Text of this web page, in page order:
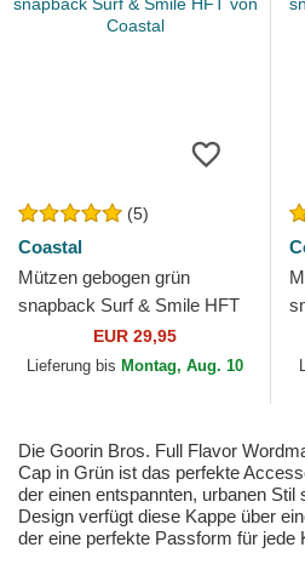
(5)
Coastal
Mützen gebogen grün
snapback Surf & Smile HFT
von CoastalEUR 29,95
Lieferung bis Montag, Aug. 10
Die Goorin Bros. Full Flavor
Cap in Grün ist das perfekte
der einen entspannten, urbanen
Design verfügt diese Kappe über
der eine perfekte Passform für jede